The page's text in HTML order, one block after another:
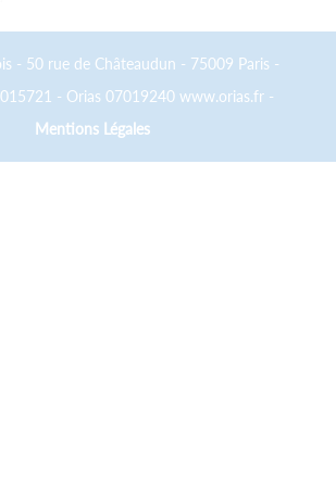
- 50 rue de Châteaudun - 75009 Paris -
- Orias 07019240 www.orias.fr -
Mentions Légales